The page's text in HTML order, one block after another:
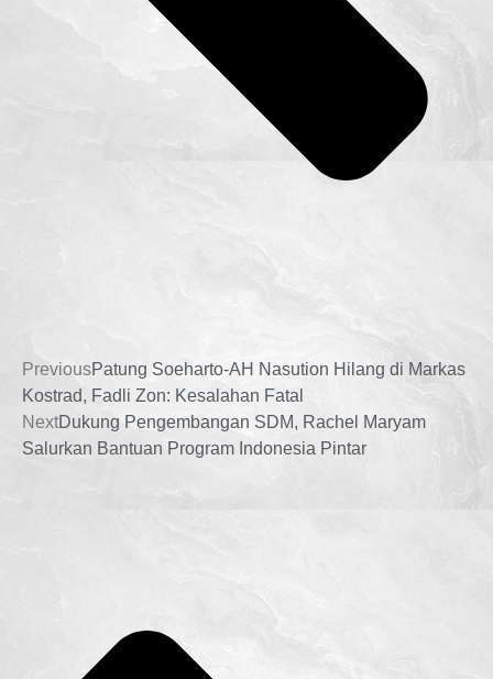
PreviousPatung Soeharto-AH Nasution Hilang di Markas
Kostrad, Fadli Zon: Kesalahan Fatal
NextDukung Pengembangan SDM, Rachel Maryam
Salurkan Bantuan Program Indonesia Pintar